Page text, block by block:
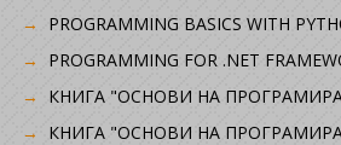
PROGRAMMING BASICS WITH
PROGRAMMING FOR .NET
КНИГА "ОСНОВИ НА
КНИГА "ОСНОВИ НА